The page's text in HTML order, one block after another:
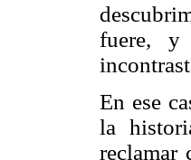
fuere, y
En ese
la
reclamar